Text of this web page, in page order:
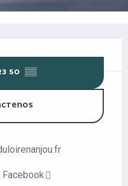
50 ▒▒
Facebook